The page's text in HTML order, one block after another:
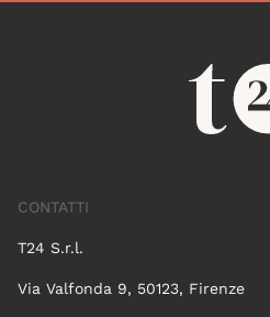
CONTATTI
T24 S.r.l.
Via Valfonda 9, 50123, Firenze